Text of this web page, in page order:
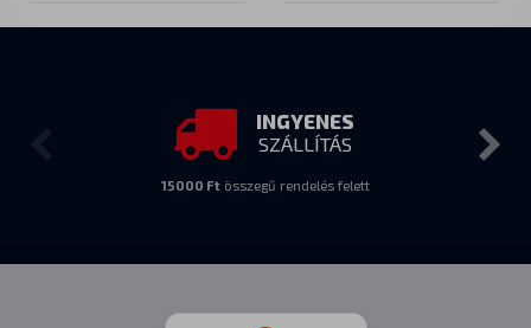
INGYENES
SZÁLLÍTÁS
15000 Ft összegű rendelés felett